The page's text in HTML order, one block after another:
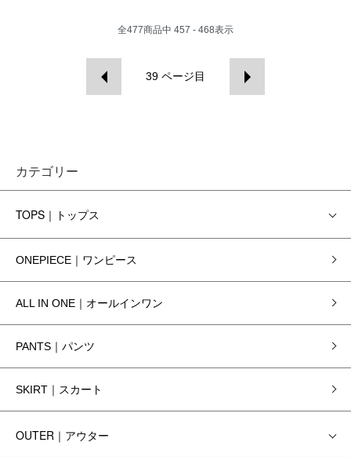
全477商品中 457 - 468表示
39 ページ目
カテゴリー
TOPS｜トップス
ONEPIECE｜ワンピース
ALL IN ONE｜オールインワン
PANTS｜パンツ
SKIRT｜スカート
OUTER｜アウター